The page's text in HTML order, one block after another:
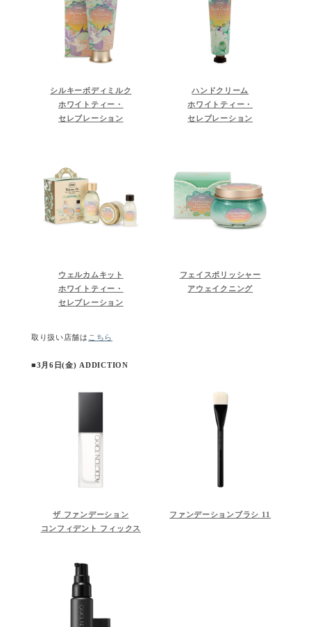
シルキーボディミルク
ホワイトティー・
セレブレーション
ハンドクリーム
ホワイトティー・
セレブレーション
ウェルカムキット
ホワイトティー・
セレブレーション
フェイスポリッシャー
アウェイクニング
取り扱い店舗は こちら
■3月6日(金) ADDICTION
ザ ファンデーション
コンフィデント フィックス
ファンデーションブラシ 11